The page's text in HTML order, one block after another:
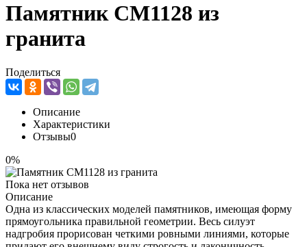
Памятник CM1128 из
гранита
Поделиться
Описание
Характеристики
Отзывы0
0%
Пока нет отзывов
Описание
Одна из классических моделей памятников, имеющая форму
прямоугольника правильной геометрии. Весь силуэт
надгробия прорисован четкими ровными линиями, которые